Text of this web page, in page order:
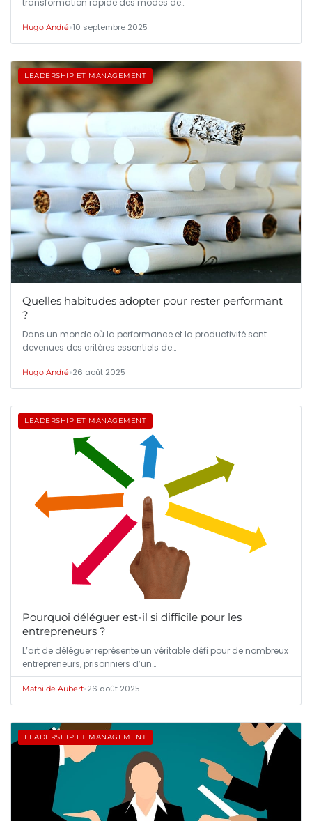
Hugo André•10 septembre 2025
LEADERSHIP ET MANAGEMENT
Quelles habitudes adopter pour rester performant
?
Dans un monde où la performance et la productivité sont
devenues des critères essentiels de…
Hugo André•26 août 2025
LEADERSHIP ET MANAGEMENT
Pourquoi déléguer est-il si difficile pour les
entrepreneurs ?
L’art de déléguer représente un véritable défi pour de nombreux
entrepreneurs, prisonniers d’un…
Mathilde Aubert•26 août 2025
LEADERSHIP ET MANAGEMENT